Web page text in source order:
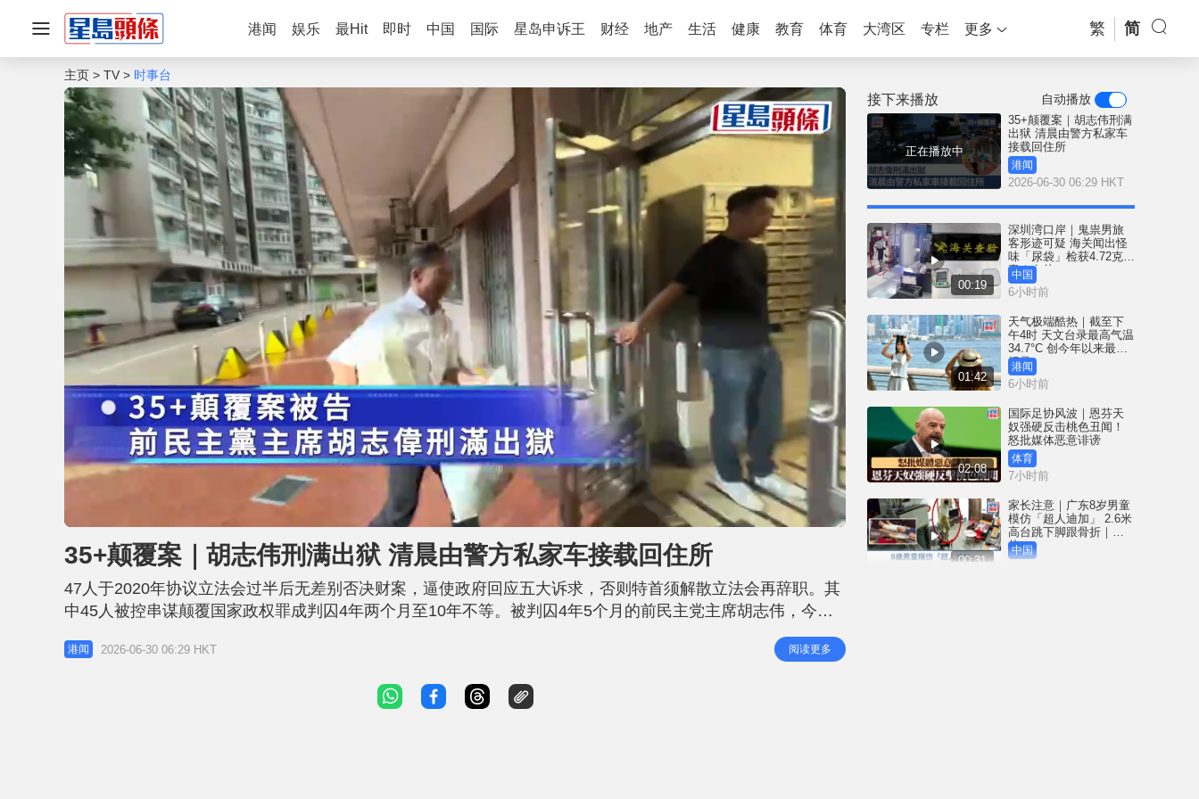
港闻 娱乐 最Hit 即时 中国 国际 星岛申诉王 财经 地产 生活 健康 教育 体育 大湾区 专栏 更多 繁 简
主页 TV 时事台
n
u
e
o
e
d
:
1
0
0
0
35+颠覆案｜胡志伟刑满出狱 清晨由警方私家车接载回住所
47人于2020年协议立法会过半后无差别否决财案，逼使政府回应五大诉求，否则特首须解散立法会再辞职。其
中45人被控串谋颠覆国家政权罪成判囚4年两个月至10年不等。被判囚4年5个月的前民主党主席胡志伟，今日
（30日）刑满出狱。 今日凌晨时分，两辆相信属警方的七人车驶入赤柱监狱，约10名警员在监狱外戒备。与此
同时，胡志伟位于钻石山凤德邨的住所外，亦有警员在场戒备。 至清晨约5时45分，两辆黑色七人车先
港闻 2026-06-30 06:29 HKT 阅读更多
接下来播放 自动播放
正在播放中
35+颠覆案｜胡志伟刑满
出狱 清晨由警方私家车
接载回住所
港闻
2026-06-30 06:29 HKT
00:19
深圳湾口岸｜鬼祟男旅
客形迹可疑 海关闻出怪
味「尿袋」检获4.72克冰
毒｜有片
中国
6小时前
01:42
天气极端酷热｜截至下
午4时 天文台录最高气温
34.7°C 创今年以来最高
纪录
港闻
6小时前
02:08
国际足协风波｜恩芬天
奴强硬反击桃色丑闻！
怒批媒体恶意诽谤
体育
7小时前
00:31
家长注意｜广东8岁男童
模仿「超人迪加」 2.6米
高台跳下脚跟骨折｜有
片
中国